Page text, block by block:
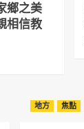
鄉之美
相信教
地方 焦點